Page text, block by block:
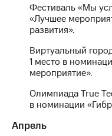
Рынок
акций
Программа
приобретения
Порядок
акций
Дивиденды
Фестиваль «Мы
«Лучшее
развития».
Виртуальный
1 место в
мероприятие».
Олимпиада True
в номинации
Апрель